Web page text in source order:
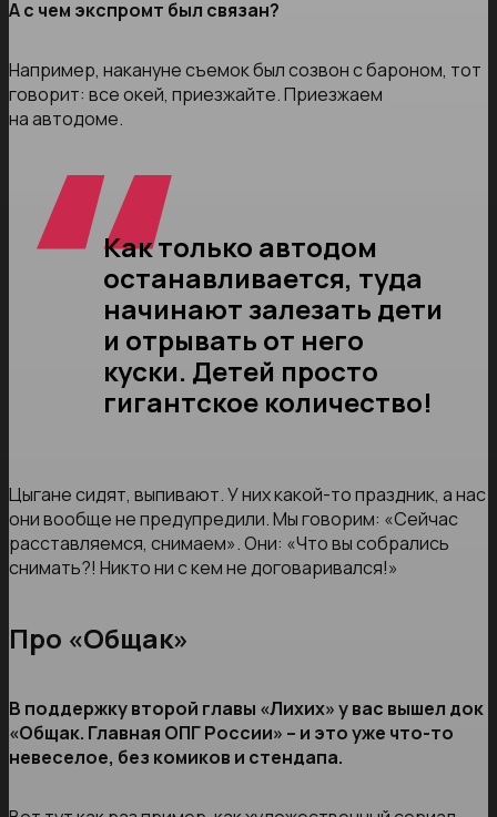
А с чем экспромт был связан?
Например, накануне съемок был созвон с бароном, тот
говорит: все окей, приезжайте. Приезжаем
на автодоме.
Как только автодом
останавливается, туда
начинают залезать дети
и отрывать от него
куски. Детей просто
гигантское количество!
Цыгане сидят, выпивают. У них какой-то праздник, а нас
они вообще не предупредили. Мы говорим: «Сейчас
расставляемся, снимаем». Они: «Что вы собрались
снимать?! Никто ни с кем не договаривался!»
Про «Общак»
В поддержку второй главы «Лихих» у вас вышел док
«Общак. Главная ОПГ России» – и это уже что-то
невеселое, без комиков и стендапа.